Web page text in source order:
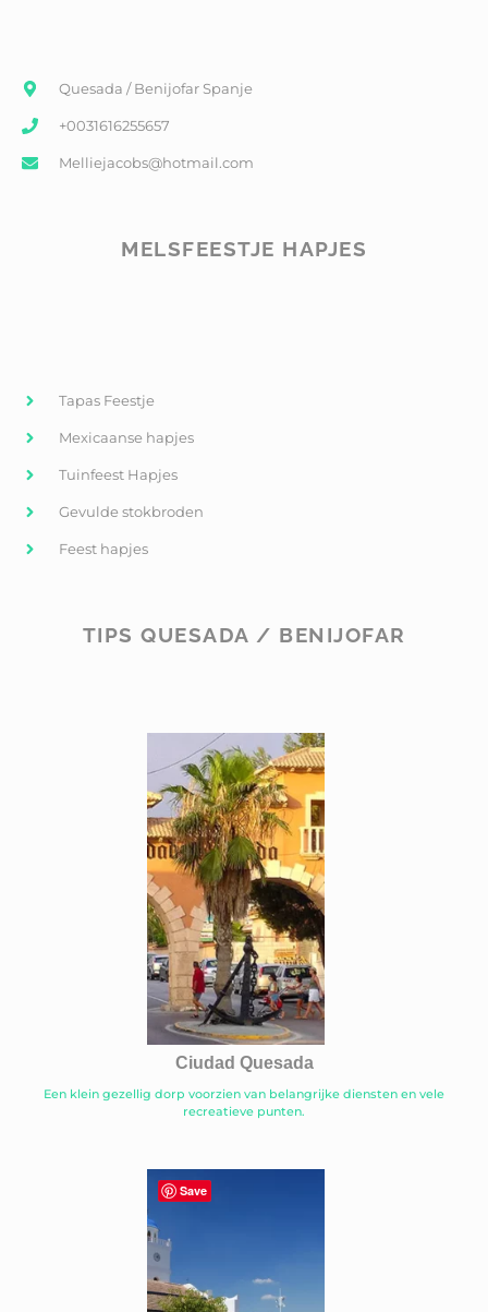
Quesada / Benijofar Spanje
+0031616255657
Melliejacobs@hotmail.com
MELSFEESTJE HAPJES
Tapas Feestje
Mexicaanse hapjes
Tuinfeest Hapjes
Gevulde stokbroden
Feest hapjes
TIPS QUESADA / BENIJOFAR
Ciudad Quesada
Een klein gezellig dorp voorzien van belangrijke diensten en vele
recreatieve punten.
Save